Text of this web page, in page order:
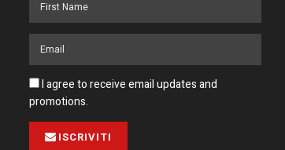
I agree to receive email updates and
promotions.
ISCRIVITI